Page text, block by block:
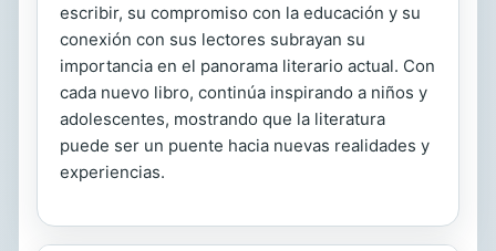
escribir, su compromiso con la educación y su
conexión con sus lectores subrayan su
importancia en el panorama literario actual. Con
cada nuevo libro, continúa inspirando a niños y
adolescentes, mostrando que la literatura
puede ser un puente hacia nuevas realidades y
experiencias.